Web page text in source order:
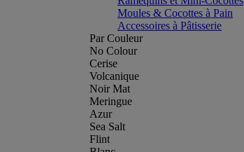
Moules & Cocottes à Pain
Accessoires à Pâtisserie
Par Couleur
No Colour
Cerise
Volcanique
Noir Mat
Meringue
Azur
Sea Salt
Flint